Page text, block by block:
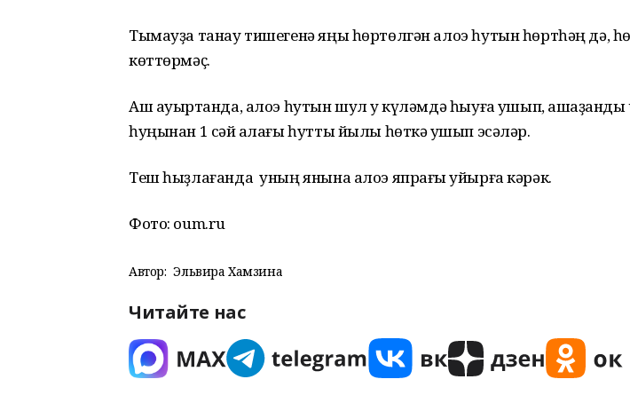
Тымауҙа танау тишегенә яңы һөртөлгән алоэ һутын һөртһәң дә,
көттөрмәҫ.
Аш ауыртҡанда, алоэ һутын шул уҡ күләмдә һыуға ҡушып,
һуңынан 1 сәй ҡалағы һутты йылы һөткә ҡушып эсәләр.
Теш һыҙлағанда уның янына алоэ япрағы ҡуйырға кәрәк.
Фото: oum.ru
Автор: Эльвира Хамзина
Читайте нас